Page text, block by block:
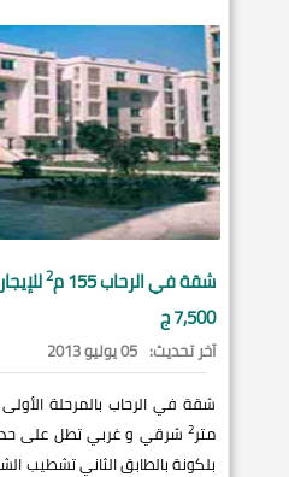
شقة فيالرحاب155 م 2
7,500 ج
آخر تحديث: 05 يوليو 2013
شقة في الرحاب بالمرحلة
متر2
بلكونة بالطابق الثاني تشطيب